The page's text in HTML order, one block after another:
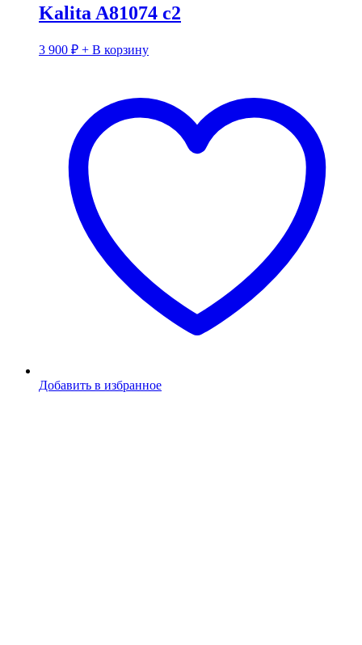
Kalita A81074 c2
3 900 ₽ + В корзину
Добавить в избранное